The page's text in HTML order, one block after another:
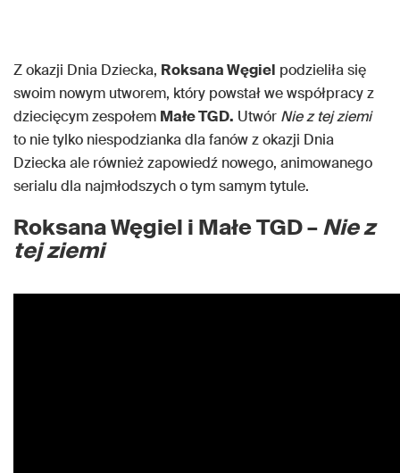
Z okazji Dnia Dziecka, Roksana Węgiel podzieliła się
swoim nowym utworem, który powstał we współpracy z
dziecięcym zespołem Małe TGD. Utwór Niez tej ziemi
to nie tylko niespodzianka dla fanów z okazji Dnia
Dziecka ale również zapowiedź nowego, animowanego
serialu dla najmłodszych o tym samym tytule.
Roksana Węgiel i Małe TGD –Nie z
tej ziemi